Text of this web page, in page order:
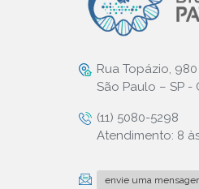
Rua Topázio,
São Paulo – SP -
(11) 5080-5298
Atendimento: 8
envie uma